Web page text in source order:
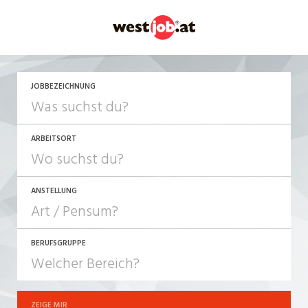
JOBBEZEICHNUNG
ARBEITSORT
ANSTELLUNG
JOB-TYP
Festanstellung
BERUFSGRUPPE
ZEIGE MIR